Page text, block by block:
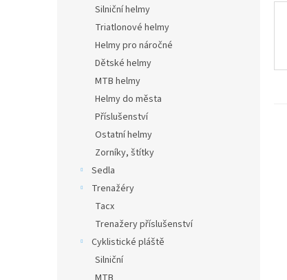
Silniční helmy
Triatlonové helmy
Helmy pro náročné
Dětské helmy
MTB helmy
Helmy do města
Příslušenství
Ostatní helmy
Zorníky, štítky
Sedla
Trenažéry
Tacx
Trenažery příslušenství
Cyklistické pláště
Silniční